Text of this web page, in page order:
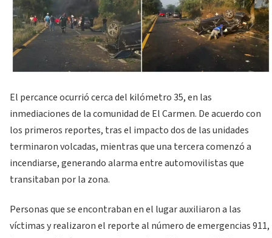
El percance ocurrió cerca del kilómetro 35, en las
inmediaciones de la comunidad de El Carmen. De acuerdo con
los primeros reportes, tras el impacto dos de las unidades
terminaron volcadas, mientras que una tercera comenzó a
incendiarse, generando alarma entre automovilistas que
transitaban por la zona.
Personas que se encontraban en el lugar auxiliaron a las
víctimas y realizaron el reporte al número de emergencias 911,